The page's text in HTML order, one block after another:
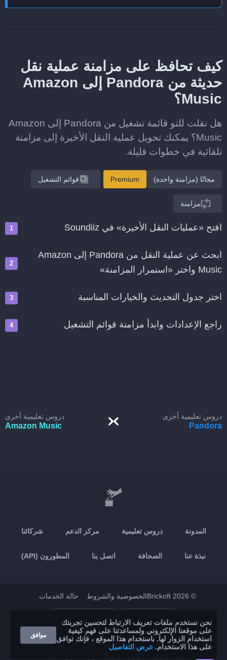
كيف تحافظ على مزامنة عملية نقل
حديثة من Pandora إلى Amazon
Music؟
هل نقلت للتو قائمة تشغيل من Pandora إلى Amazon
Music؟ يمكنك تحويل عملية النقل الأخيرة إلى مزامنة
تلقائية في خطوات قليلة.
مجانًا (مزامنة واحدة) Premium قوائم التشغيل
مزامنة
افتح «عمليات النقل الأخيرة» في Soundiiz
ابحث عن عملية النقل من Pandora إلى Amazon
Music واختر «استمرار المزامنة»
اختر جدول التحديث والخيارات المناسبة
راجع الإعدادات وابدأ مزامنة قوائم التشغيل
دروس تعليمية أخرى
Pandora
دروس تعليمية أخرى
Amazon Music
المدونة دروس تعليمية مركز الدعم شركائنا
نبذة عنا الصحافة اتصل بنا المطورون (API)
© 2026 Brickoft الخصوصية والشروط حالة الخدمات
App Store
Google Play
نحن نستخدم ملفات تعريف الارتباط لتحسين تجربتك
على موقعنا الإلكتروني ولمساعدتنا على فهم كيفية
استخدام الزوار لها. باستخدام هذا الموقع ، فإنك توافق
على هذا الاستخدام. عرض التفاصيل
موافق